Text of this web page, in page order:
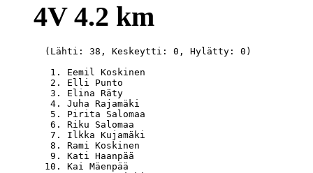
4V 4.2 km
  (Lähti: 38, Keskeytti: 0, Hylätty: 0)
1. Eemil Koskinen
2. Elli Punto
3. Elina Räty
4. Juha Rajamäki
5. Pirita Salomaa
6. Riku Salomaa
7. Ilkka Kujamäki
8. Rami Koskinen
9. Kati Haanpää
10. Kai Mäenpää